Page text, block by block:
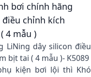
bơi chính hãng
chỉnh kích
4 mẫu )
LiNing dây silicon điều
bịt tai ( 4 mẫu )- K5089
kiện bơi lội thì Khó